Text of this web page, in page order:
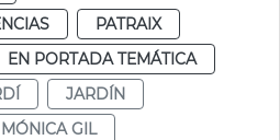
PATRAIX
EN PORTADA TEMÁTICA
JARDÍN
MÓNICA GIL